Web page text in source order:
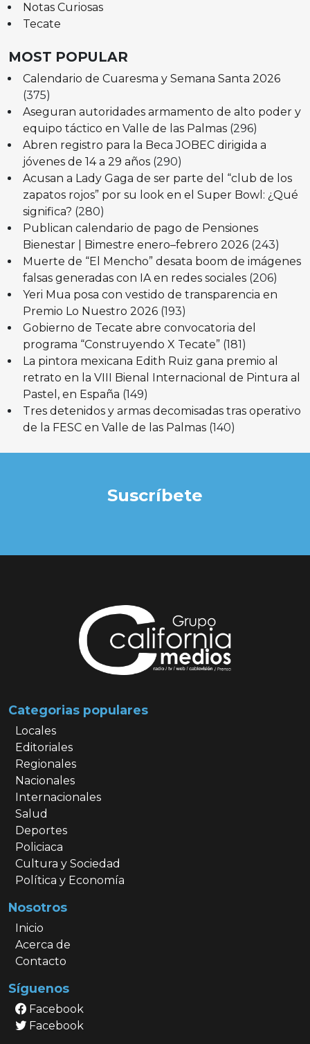
Notas Curiosas
Tecate
MOST POPULAR
Calendario de Cuaresma y Semana Santa 2026
(375)
Aseguran autoridades armamento de alto poder y
equipo táctico en Valle de las Palmas (296)
Abren registro para la Beca JOBEC dirigida a
jóvenes de 14 a 29 años (290)
Acusan a Lady Gaga de ser parte del “club de los
zapatos rojos” por su look en el Super Bowl: ¿Qué
significa? (280)
Publican calendario de pago de Pensiones
Bienestar | Bimestre enero–febrero 2026 (243)
Muerte de “El Mencho” desata boom de imágenes
falsas generadas con IA en redes sociales (206)
Yeri Mua posa con vestido de transparencia en
Premio Lo Nuestro 2026 (193)
Gobierno de Tecate abre convocatoria del
programa “Construyendo X Tecate” (181)
La pintora mexicana Edith Ruiz gana premio al
retrato en la VIII Bienal Internacional de Pintura al
Pastel, en España (149)
Tres detenidos y armas decomisadas tras operativo
de la FESC en Valle de las Palmas (140)
Suscríbete
Categorias populares
Locales
Editoriales
Regionales
Nacionales
Internacionales
Salud
Deportes
Policiaca
Cultura y Sociedad
Política y Economía
Nosotros
Inicio
Acerca de
Contacto
Síguenos
Facebook
Facebook